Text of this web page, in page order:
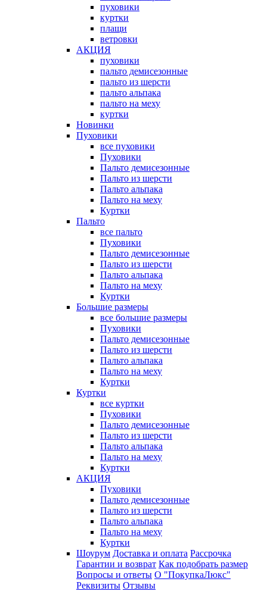
пуховики
куртки
плащи
ветровки
АКЦИЯ
пуховики
пальто демисезонные
пальто из шерсти
пальто альпака
пальто на меху
куртки
Новинки
Пуховики
все пуховики
Пуховики
Пальто демисезонные
Пальто из шерсти
Пальто альпака
Пальто на меху
Куртки
Пальто
все пальто
Пуховики
Пальто демисезонные
Пальто из шерсти
Пальто альпака
Пальто на меху
Куртки
Большие размеры
все большие размеры
Пуховики
Пальто демисезонные
Пальто из шерсти
Пальто альпака
Пальто на меху
Куртки
Куртки
все куртки
Пуховики
Пальто демисезонные
Пальто из шерсти
Пальто альпака
Пальто на меху
Куртки
АКЦИЯ
Пуховики
Пальто демисезонные
Пальто из шерсти
Пальто альпака
Пальто на меху
Куртки
Шоурум Доставка и оплата Рассрочка
Гарантии и возврат Как подобрать размер
Вопросы и ответы О "ПокупкаЛюкс"
Реквизиты Отзывы